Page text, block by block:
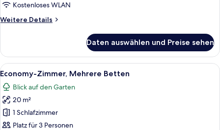
Kostenloses WLAN
Weitere Details
Weitere
Doppelzimmer
Daten auswählen und Preise sehen
Alle
Fotos
für
Economy-
Zimmer,
Mehrere
Ein Schlafzimmer mit einer
4
Economy-Zimmer, Mehrere Betten
Blick auf den Garten
20 m²
1 Schlafzimmer
Platz für 3 Personen